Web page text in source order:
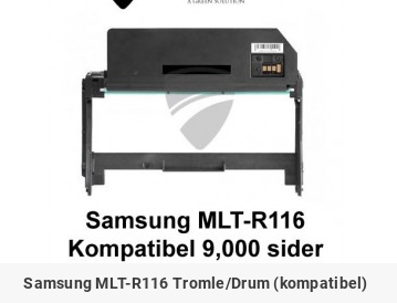
Samsung MLT-R116 Tromle/Drum (kompatibel)